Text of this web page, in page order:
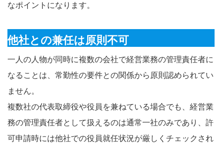
なポイントになります。
他社との兼任は原則不可
一人の人物が同時に複数の会社で経営業務の管理責任者に
なることは、常勤性の要件との関係から原則認められてい
ません。
複数社の代表取締役や役員を兼ねている場合でも、経営業
務の管理責任者として扱えるのは通常一社のみであり、許
可申請時には他社での役員就任状況が厳しくチェックされ